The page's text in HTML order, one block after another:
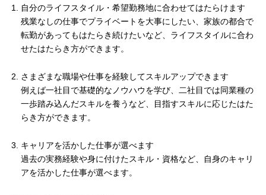
自分のライフスタイル・希望勤務地に合わせてはたらけます
残業なしの仕事でプライベートを大事にしたい、家族の都合で
転勤があってもはたらき続けたいなど、ライフスタイルに合わ
せたはたらき方ができます。
さまざまな職場や仕事を経験してスキルアップできます
例えば一社目で基礎的なノウハウを学び、二社目では同業種の
一歩踏み込んだスキルを養うなど、目指すスキルに応じたはた
らき方ができます。
キャリアを活かした仕事が選べます
過去の実務経験や身に付けたスキル・資格など、自身のキャリ
アを活かした仕事が選べます。